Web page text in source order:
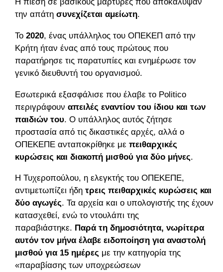
την απάτη συνεχίζεται αμείωτη.
Το 2020, ένας υπάλληλος του ΟΠΕΚΕΠ από την
Κρήτη ήταν ένας από τους πρώτους που
παρατήρησε τις παρατυπίες και ενημέρωσε τον
γενικό διευθυντή του οργανισμού.
Εσωτερικά εξασφάλισε που έλαβε το Politico
περιγράφουν απειλές εναντίον του ίδιου και των
παιδιών του. Ο υπάλληλος αυτός ζήτησε
προστασία από τις δικαστικές αρχές, αλλά ο
ΟΠΕΚΕΠΕ ανταποκρίθηκε με πειθαρχικές
κυρώσεις και διακοπή μισθού για δύο μήνες.
Η Τυχεροπούλου, η ελεγκτής του ΟΠΕΚΕΠΕ,
αντιμετωπίζει ήδη τρεις πειθαρχικές κυρώσεις και
δύο αγωγές. Τα αρχεία και ο υπολογιστής της έχουν
κατασχεθεί, ενώ το ντουλάπι της
παραβιάστηκε. Παρά τη δημοσιότητα, νωρίτερα
αυτόν τον μήνα έλαβε ειδοποίηση για αναστολή
μισθού για 15 ημέρες με την κατηγορία της
«παραβίασης των υποχρεώσεων